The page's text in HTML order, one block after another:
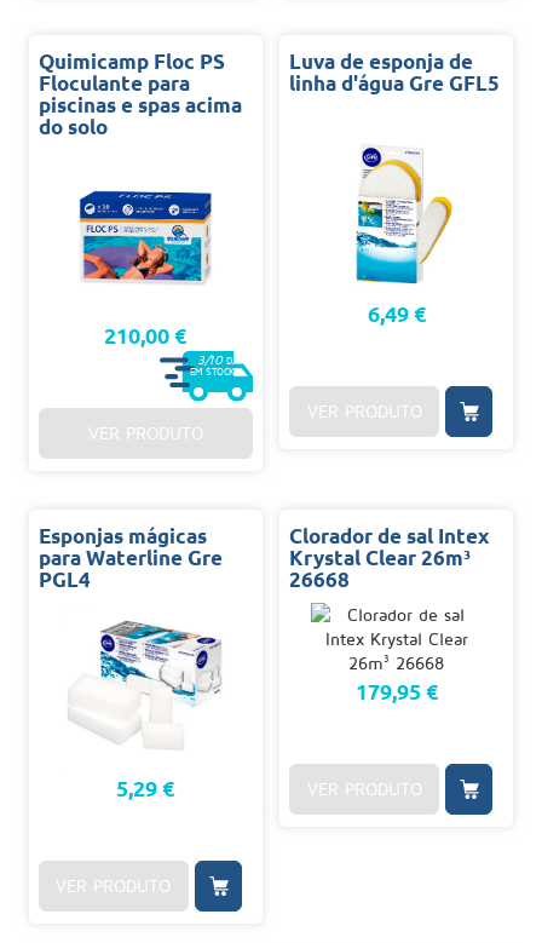
Quimicamp Floc PS
Floculante para
piscinas e spas acima
do solo
210,00 €
3/10 D.
EM STOCK
VER PRODUTO
Luva de esponja de
linha d'água Gre GFL5
6,49 €
VER PRODUTO
Esponjas mágicas
para Waterline Gre
PGL4
5,29 €
VER PRODUTO
Clorador de sal Intex
Krystal Clear 26m³
26668
179,95 €
VER PRODUTO